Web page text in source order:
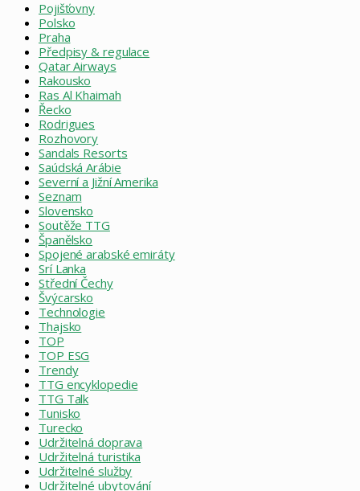
Pojišťovny
Polsko
Praha
Předpisy & regulace
Qatar Airways
Rakousko
Ras Al Khaimah
Řecko
Rodrigues
Rozhovory
Sandals Resorts
Saúdská Arábie
Severní a Jižní Amerika
Seznam
Slovensko
Soutěže TTG
Španělsko
Spojené arabské emiráty
Srí Lanka
Střední Čechy
Švýcarsko
Technologie
Thajsko
TOP
TOP ESG
Trendy
TTG encyklopedie
TTG Talk
Tunisko
Turecko
Udržitelná doprava
Udržitelná turistika
Udržitelné služby
Udržitelné ubytování